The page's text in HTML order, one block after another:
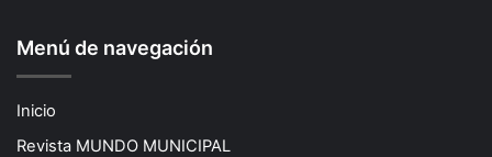
Menú de navegación
Inicio
Revista MUNDO MUNICIPAL